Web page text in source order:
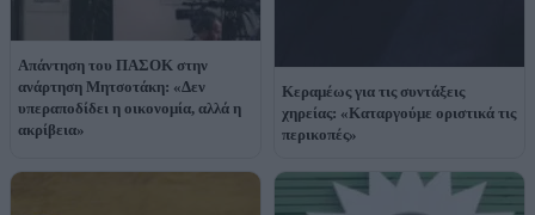
Απάντηση του ΠΑΣΟΚ στην
ανάρτηση Μητσοτάκη: «Δεν
υπεραποδίδει η οικονομία, αλλά η
ακρίβεια»
Κεραμέως για τις συντάξεις
χηρείας: «Καταργούμε οριστικά τις
περικοπές»